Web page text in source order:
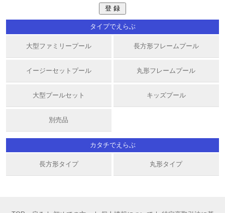
タイプでえらぶ
大型ファミリープール 長方形フレームプール
イージーセットプール 丸形フレームプール
大型プールセット キッズプール
別売品
カタチでえらぶ
長方形タイプ 丸形タイプ